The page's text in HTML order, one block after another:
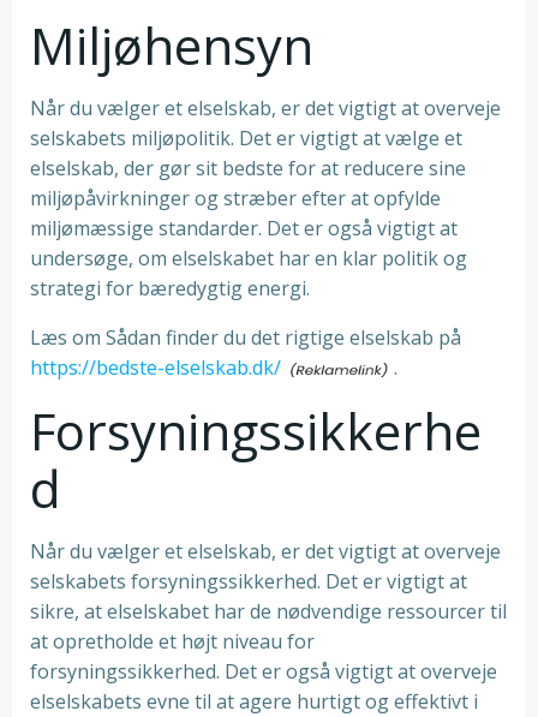
Miljøhensyn
Når du vælger et elselskab, er det vigtigt at overveje
selskabets miljøpolitik. Det er vigtigt at vælge et
elselskab, der gør sit bedste for at reducere sine
miljøpåvirkninger og stræber efter at opfylde
miljømæssige standarder. Det er også vigtigt at
undersøge, om elselskabet har en klar politik og
strategi for bæredygtig energi.
Læs om Sådan finder du det rigtige elselskab på
https://bedste-elselskab.dk/
.
Forsyningssikkerhe
d
Når du vælger et elselskab, er det vigtigt at overveje
selskabets forsyningssikkerhed. Det er vigtigt at
sikre, at elselskabet har de nødvendige ressourcer til
at opretholde et højt niveau for
forsyningssikkerhed. Det er også vigtigt at overveje
elselskabets evne til at agere hurtigt og effektivt i